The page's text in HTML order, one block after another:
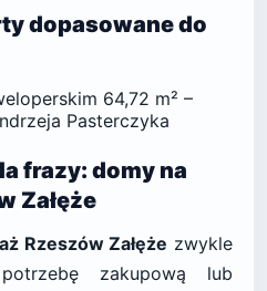
dopasowane do
64,72 m² –
Pasterczyka
frazy: domy na
Załęże
Rzeszów Załęże zwykle
zakupową lub